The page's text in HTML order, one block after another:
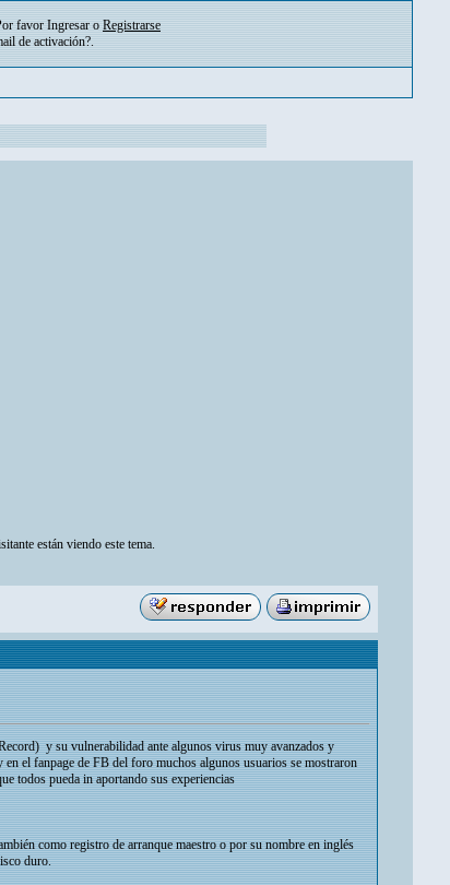
favor Ingresar o Registrarse
de activación?.
están viendo este tema.
y su vulnerabilidad ante algunos virus muy avanzados y
el fanpage de FB del foro muchos algunos usuarios se mostraron
todos pueda in aportando sus experiencias
como registro de arranque maestro o por su nombre en inglés
duro.